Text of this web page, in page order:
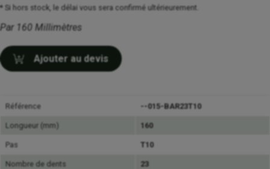
* Si hors stock, le délai vous sera confirmé ultérieurement.
Par 160 Millimètres
Ajouter au devis
Référence --015-BAR23T10
Longueur (mm) 160
Pas T10
Nombre de dents 23